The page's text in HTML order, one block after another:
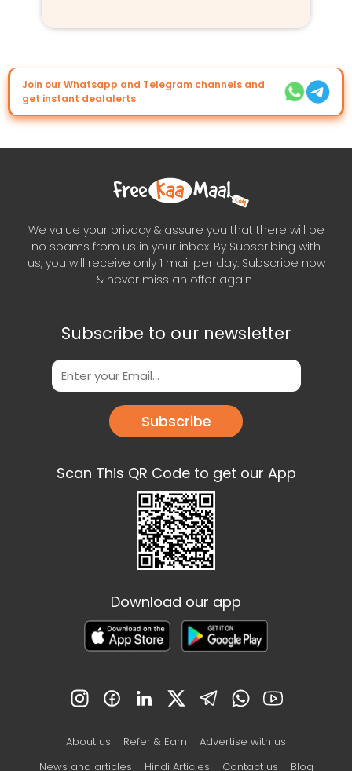
Join our Whatsapp and Telegram channels and
get instant dealalerts
We value your privacy & assure you that there will be
no spams from us in your inbox. By Subscribing with
us, you will receive only 1 mail per day. Subscribe now
& never miss an offer again..
Subscribe to our newsletter
Subscribe
Scan This QR Code to get our App
Download our app
About us Refer & Earn
Advertise with us
News and articles
Hindi Articles Contact us Blog